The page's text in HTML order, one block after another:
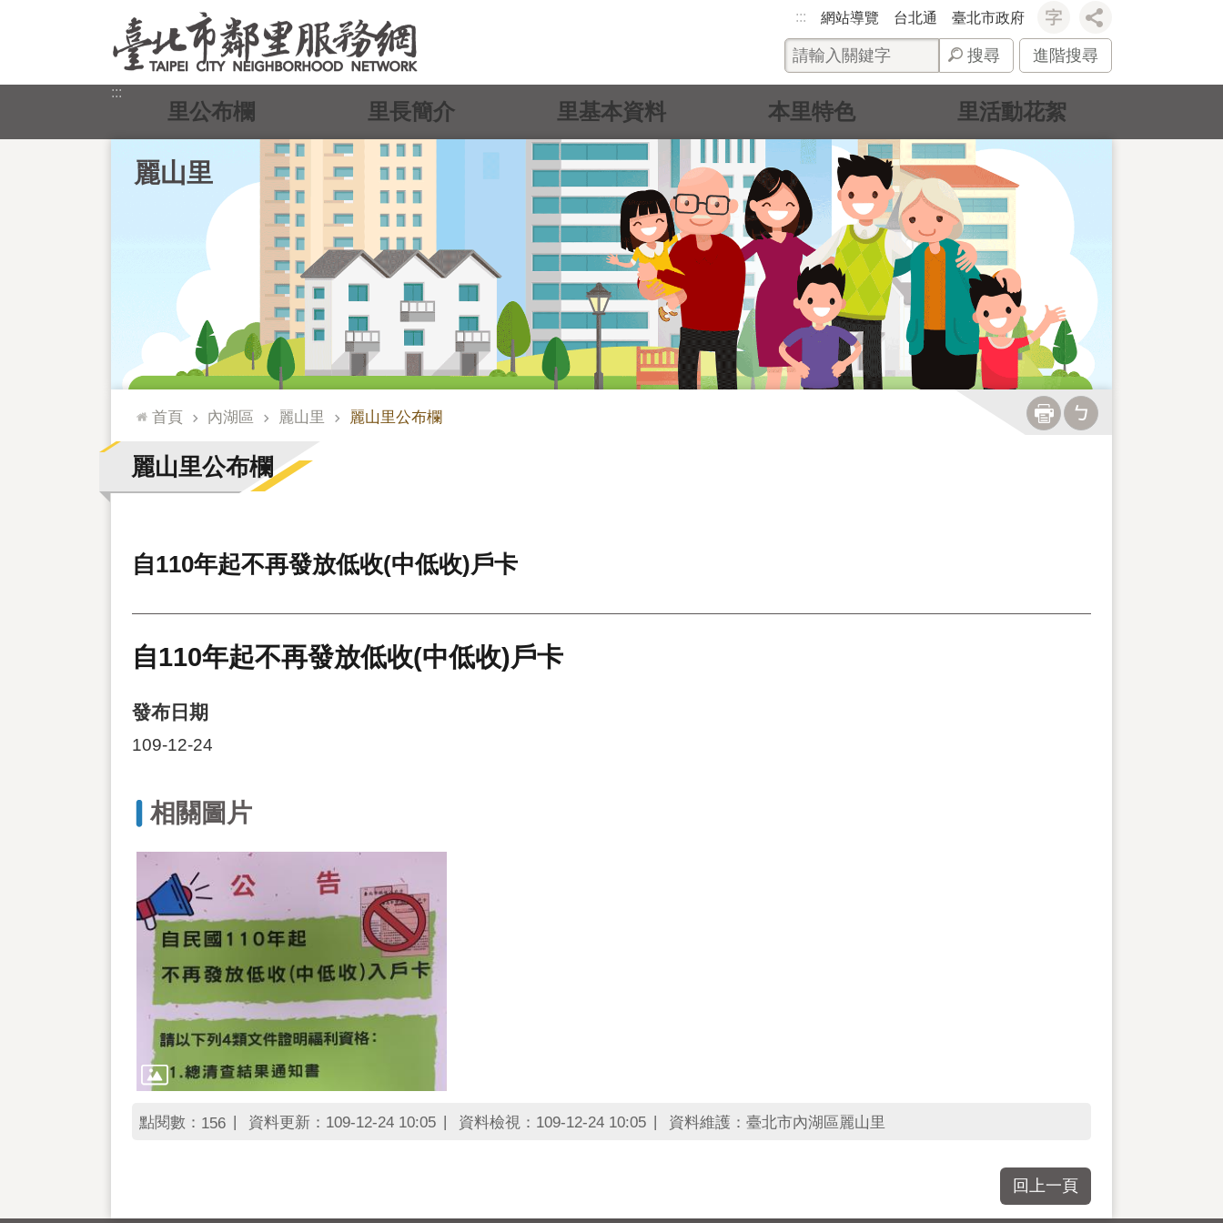
::: 網站導覽 台北通 臺北市政府
搜尋 進階搜尋
:::
麗山里
里公布欄 里長簡介 里基本資料 本里特色 里活動花絮
::: 首頁 內湖區 麗山里 麗山里公布欄
麗山里公布欄
自110年起不再發放低收(中低收)戶卡
自110年起不再發放低收(中低收)戶卡
發布日期
109-12-24
相關圖片
點閱數： 156 資料更新：109-12-24 10:05 資料檢視：109-12-24 10:05 資料維護：臺北市內湖區麗山里
回上一頁